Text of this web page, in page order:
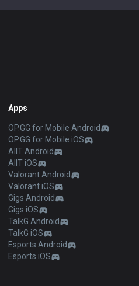
Apps
OP.GG for Mobile Android
OP.GG for Mobile iOS
AllT Android
AllT iOS
Valorant Android
Valorant iOS
Gigs Android
Gigs iOS
TalkG Android
TalkG iOS
Esports Android
Esports iOS